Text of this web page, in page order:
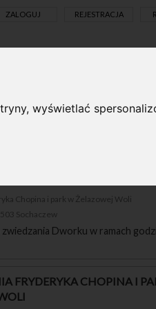
wyświetlać
ZALOGUJ REJESTRACJA
Chopina i park w Żelazowej Woli
Sochaczew
Dworku w ramach
FRYDERYKA CHOPINA I